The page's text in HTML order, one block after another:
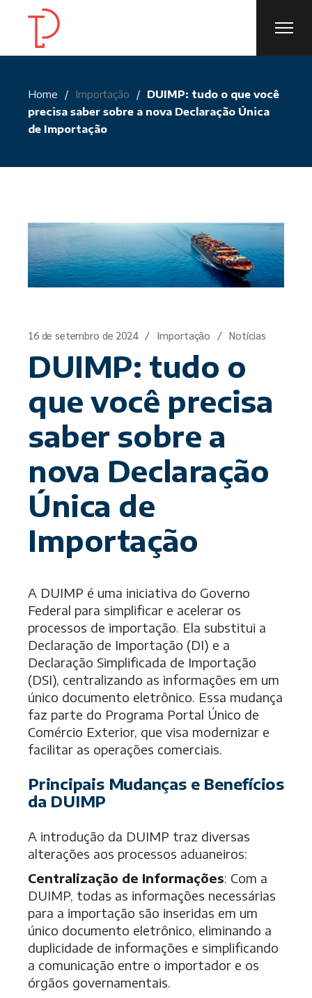
content
Home Importação
DUIMP: tudo o que você
precisa saber sobre a nova Declaração Única
de Importação
16 de setembro de 2024 Importação Notícias
DUIMP: tudo o
que você precisa
saber sobre a
nova Declaração
Única de
Importação
A DUIMP é uma iniciativa do Governo
Federal para simplificar e acelerar os
processos de importação. Ela substitui a
Declaração de Importação (DI) e a
Declaração Simplificada de Importação
(DSI), centralizando as informações em um
único documento eletrônico. Essa mudança
faz parte do Programa Portal Único de
Comércio Exterior, que visa modernizar e
facilitar as operações comerciais.
Principais Mudanças e Benefícios
da DUIMP
A introdução da DUIMP traz diversas
alterações aos processos aduaneiros:
Centralização de Informações: Com a
DUIMP, todas as informações necessárias
para a importação são inseridas em um
único documento eletrônico, eliminando a
duplicidade de informações e simplificando
a comunicação entre o importador e os
órgãos governamentais.